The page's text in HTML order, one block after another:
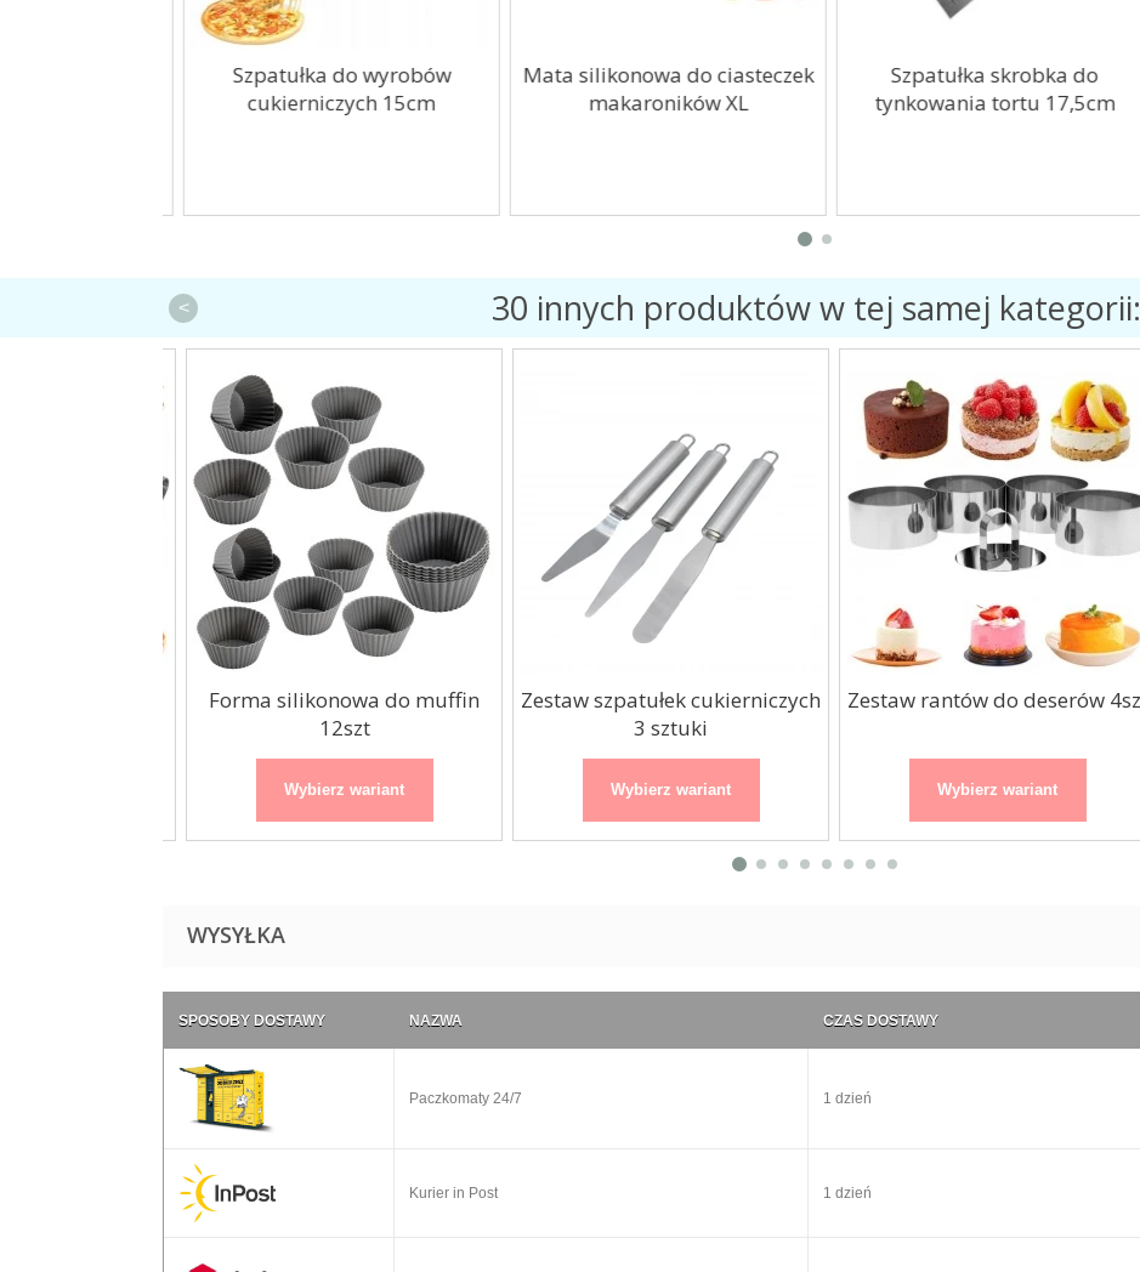
Szpatułka do wyrobów
cukierniczych 15cm
Mata silikonowa do ciasteczek
makaroników XL
Szpatułka skrobka do
tynkowania tortu 17,5cm
30 innych produktów w tej samej kategorii:
Forma silikonowa do muffin
12szt
Wybierz wariant
Zestaw szpatułek cukierniczych
3 sztuki
Wybierz wariant
Zestaw rantów do deserów 4szt
Wybierz wariant
<
WYSYŁKA
SPOSOBY DOSTAWY NAZWA CZAS DOSTAWY
Paczkomaty 24/7 1 dzień
Kurier in Post 1 dzień